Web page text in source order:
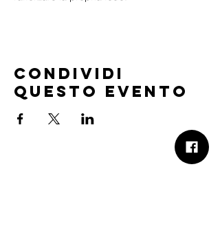
Condividi
questo evento